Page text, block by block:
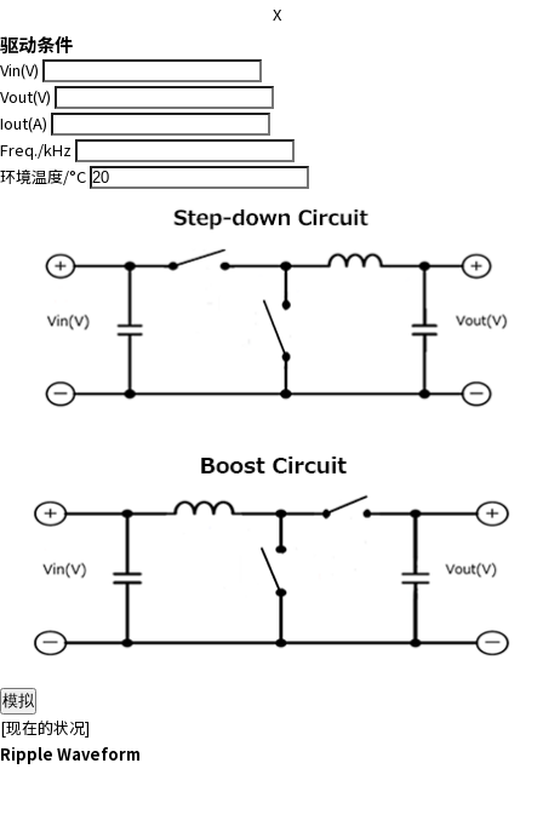
X
驱动条件
Vin(V)
Vout(V)
Iout(A)
Freq./kHz
环境温度/°C
模拟
[现在的状况]
Ripple Waveform